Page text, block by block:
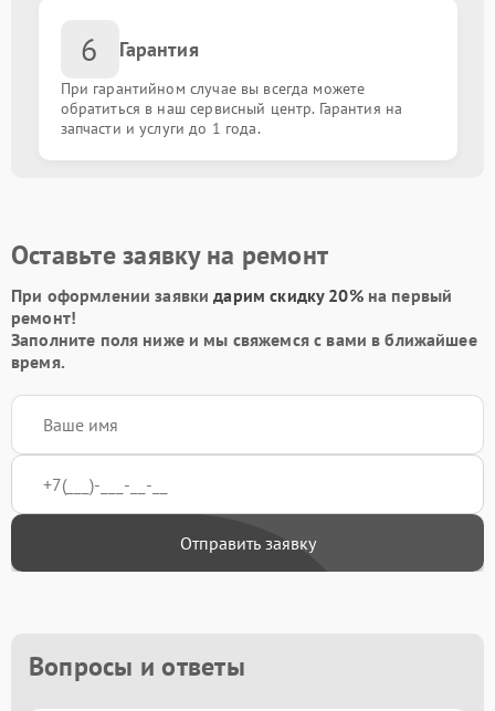
6 Гарантия
При гарантийном случае вы всегда можете
обратиться в наш сервисный центр. Гарантия на
запчасти и услуги до 1 года.
Оставьте заявку на ремонт
При оформлении заявкидарим скидку 20%на первый
ремонт!
Заполните поля ниже и мы свяжемся с вами в ближайшее
время.
Отправить заявку
Вопросы и ответы